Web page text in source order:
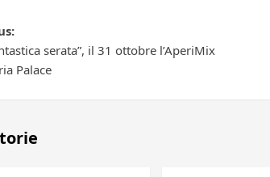
serata”, il 31 ottobre l’AperiMix
Palace